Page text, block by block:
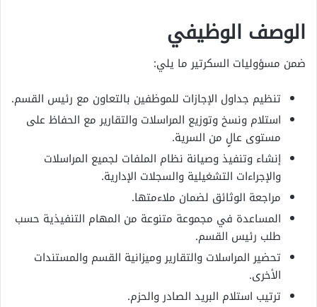
الوصف الوظيفي
ضمن مسؤوليات السكرتير ما يلي:
تنظيم جداول الإجازات للموظفين بالتعاون مع رئيس القسم.
استلام ونسخ وتوزيع المراسلات والتقارير مع الحفاظ على
مستوى عالٍ من السرية.
إنشاء وتنفيذ وصيانة نظام الملفات لجميع المراسلات
والإجراءات التشغيلية والسجلات الإدارية.
مراجعة الوثائق لضمان ملاءمتها.
المساعدة في مجموعة متنوعة من المهام التنفيذية حسب
طلب رئيس القسم.
تحضير المراسلات والتقارير وميزانية القسم والمستندات
الأخرى.
ترتيب استلام البريد الصادر والحزم.